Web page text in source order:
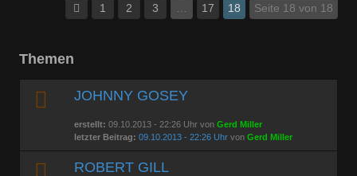
1 2 3 17 18 Seite 18 von 18
Themen
JOHNNY GOSEY
erstellt: 09.10.2013 - 22:26 Uhr vonGerd Miller
letzter Beitrag: 09.10.2013 - 22:26 Uhr vonGerd Miller
ROBERT GILL